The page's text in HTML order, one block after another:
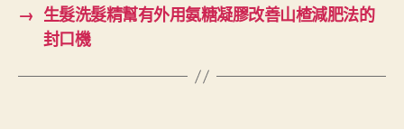
→ 生髮洗髮精幫有外用氨糖凝膠改善山楂減肥法的
封口機